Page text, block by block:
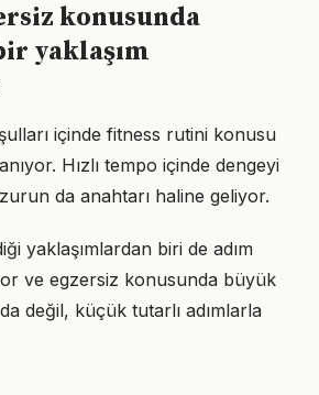
konusunda
yaklaşım
içinde fitness rutini konusu
Hızlı tempo içinde dengeyi
da anahtarı haline geliyor.
yaklaşımlardan biri de adım
ve egzersiz konusunda büyük
değil, küçük tutarlı adımlarla